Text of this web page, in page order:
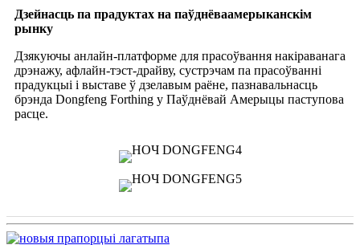
Дзейнасць па прадуктах на паўднёваамерыканскім
рынку
Дзякуючы анлайн-платформе для прасоўвання накіраванага
дрэнажу, афлайн-тэст-драйву, сустрэчам па прасоўванні
прадукцыі і выставе ў дзелавым раёне, пазнавальнасць
брэнда Dongfeng Forthing у Паўднёвай Амерыцы паступова
расце.